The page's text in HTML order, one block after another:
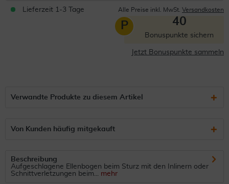
Lieferzeit 1-3 Tage Alle Preise inkl. MwSt. Versandkosten
P 40
Bonuspunkte sichern
Jetzt Bonuspunkte sammeln
Verwandte Produkte zu diesem Artikel
Von Kunden häufig mitgekauft
Beschreibung
Aufgeschlagene Ellenbogen beim Sturz mit den Inlinern oder
Schnittverletzungen beim... mehr